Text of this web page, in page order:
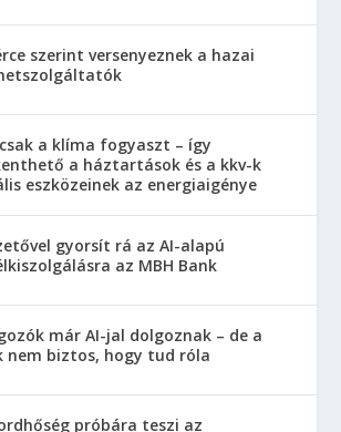
szerint versenyeznek a hazai
a klíma fogyaszt – így
a háztartások és a kkv-k
eszközeinek az energiaigénye
gyorsít rá az AI-alapú
az MBH Bank
már AI-jal dolgoznak – de a
nem biztos, hogy tud róla
próbára teszi az